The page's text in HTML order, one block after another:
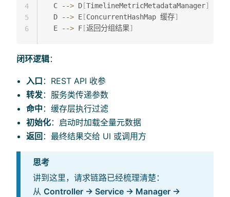
  C --
> D [TimelineMetricMetadataManager]
  D --
> E [ConcurrentHashMap 缓存]
  E --
> F [返回分组结果]
4
5
6
闭环逻辑：
入口 ：REST API 收参
转发：服务类传递参数
命中 ：缓存层执行过滤
初始化：启动时加载全量元数据
返回 ：最终结果交给 UI 或调用方
思考
讲到这里，请求链路已经梳理清楚：
从 Controller → Service → Manager →